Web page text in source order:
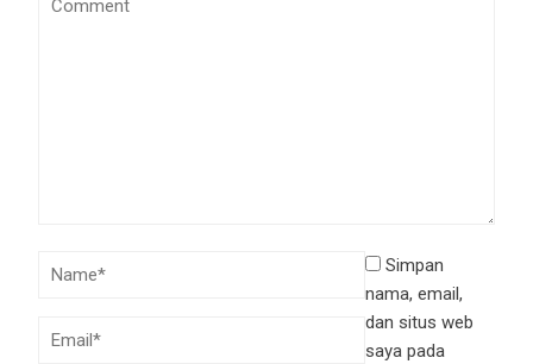
Simpan
nama, email,
dan situs web
saya pada